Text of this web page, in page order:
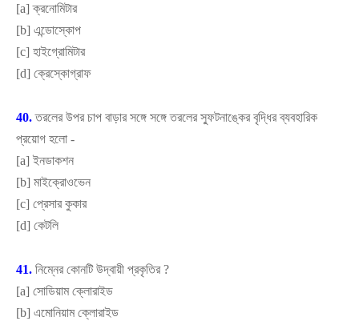
[a]ক্রনোমিটার
[b] এন্ডোস্কোপ
[c] হাইগ্রোমিটার
[d] ক্রেস্কোগ্রাফ
40. তরলের উপর চাপ বাড়ার সঙ্গে সঙ্গে তরলের স্ফুটনাঙ্কের বৃদ্ধির ব্যবহারিক
প্রয়োগ হলো -
[a]ইনডাকশন
[b] মাইক্রোওভেন
[c] প্রেসার কুকার
[d] কেটলি
41. নিম্নের কোনটি উদ্বায়ী প্রকৃতির?
[a] সোডিয়াম ক্লোরাইড
[b] এমোনিয়াম ক্লোরাইড